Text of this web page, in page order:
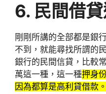
6. 民間借
剛剛所講的全部都是銀
不到，就能尋找所謂的
銀行的民間信貸，比較
萬這一種，這一種押身
因為都算是高利貸借款。